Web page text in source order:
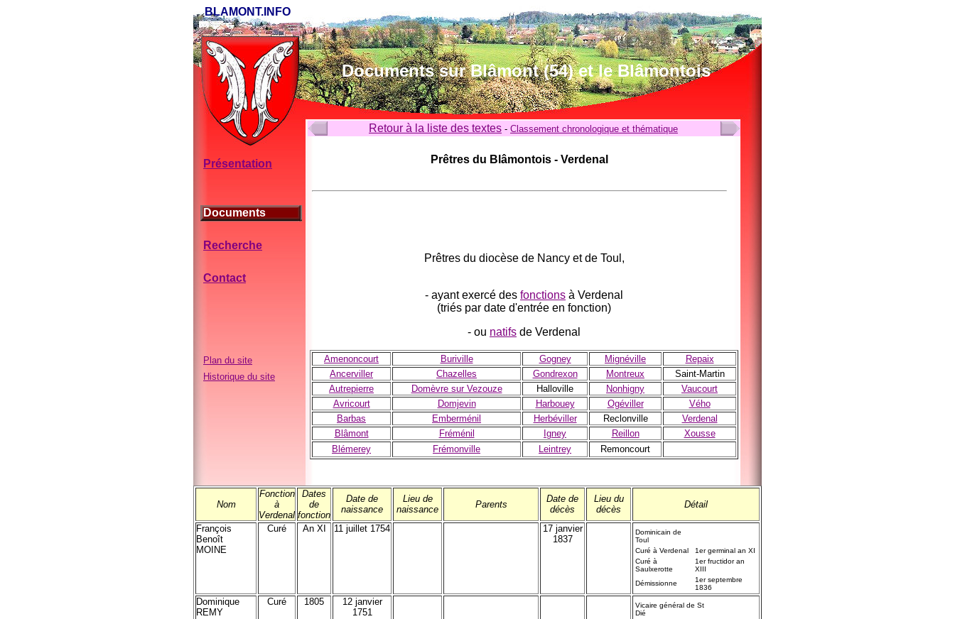
BLAMONT.INFO
Documents sur Blâmont (54) et le Blâmontois
Présentation
Documents
Recherche
Contact
Plan du site
Historique du site
Retour à la liste des textes - Classement chronologique et thématique
Prêtres du Blâmontois - Verdenal
Prêtres du diocèse de Nancy et de Toul,
- ayant exercé des fonctions à Verdenal
(triés par date d'entrée en fonction)
- ou natifs de Verdenal
Amenoncourt Buriville Gogney Mignéville
Repaix
Ancerviller
Chazelles Gondrexon Montreux
Saint-Martin
Autrepierre
Domèvre sur Vezouze Halloville Nonhigny
Vaucourt
Avricourt
Domjevin Harbouey Ogéviller
Vého
Barbas
Emberménil Herbéviller Reclonville
Verdenal
Blâmont
Fréménil Igney Reillon
Xousse
Blémerey
Frémonville Leintrey Remoncourt
Nom
Fonction
à
Verdenal
Dates
de
fonction
Date de
naissance
Lieu de
naissance
Parents
Date de
décès
Lieu du
décès
Détail
François
Benoît
MOINE
Curé An XI 11 juillet 1754
17 janvier
1837
Dominicain de
Toul
Curé à Verdenal
1er germinal an XI
Curé à
Saulxerotte
1er fructidor an
XIII
Démissionne
1er septembre
1836
Dominique
REMY
Curé 1805
12 janvier
1751
Vicaire général de St
Dié